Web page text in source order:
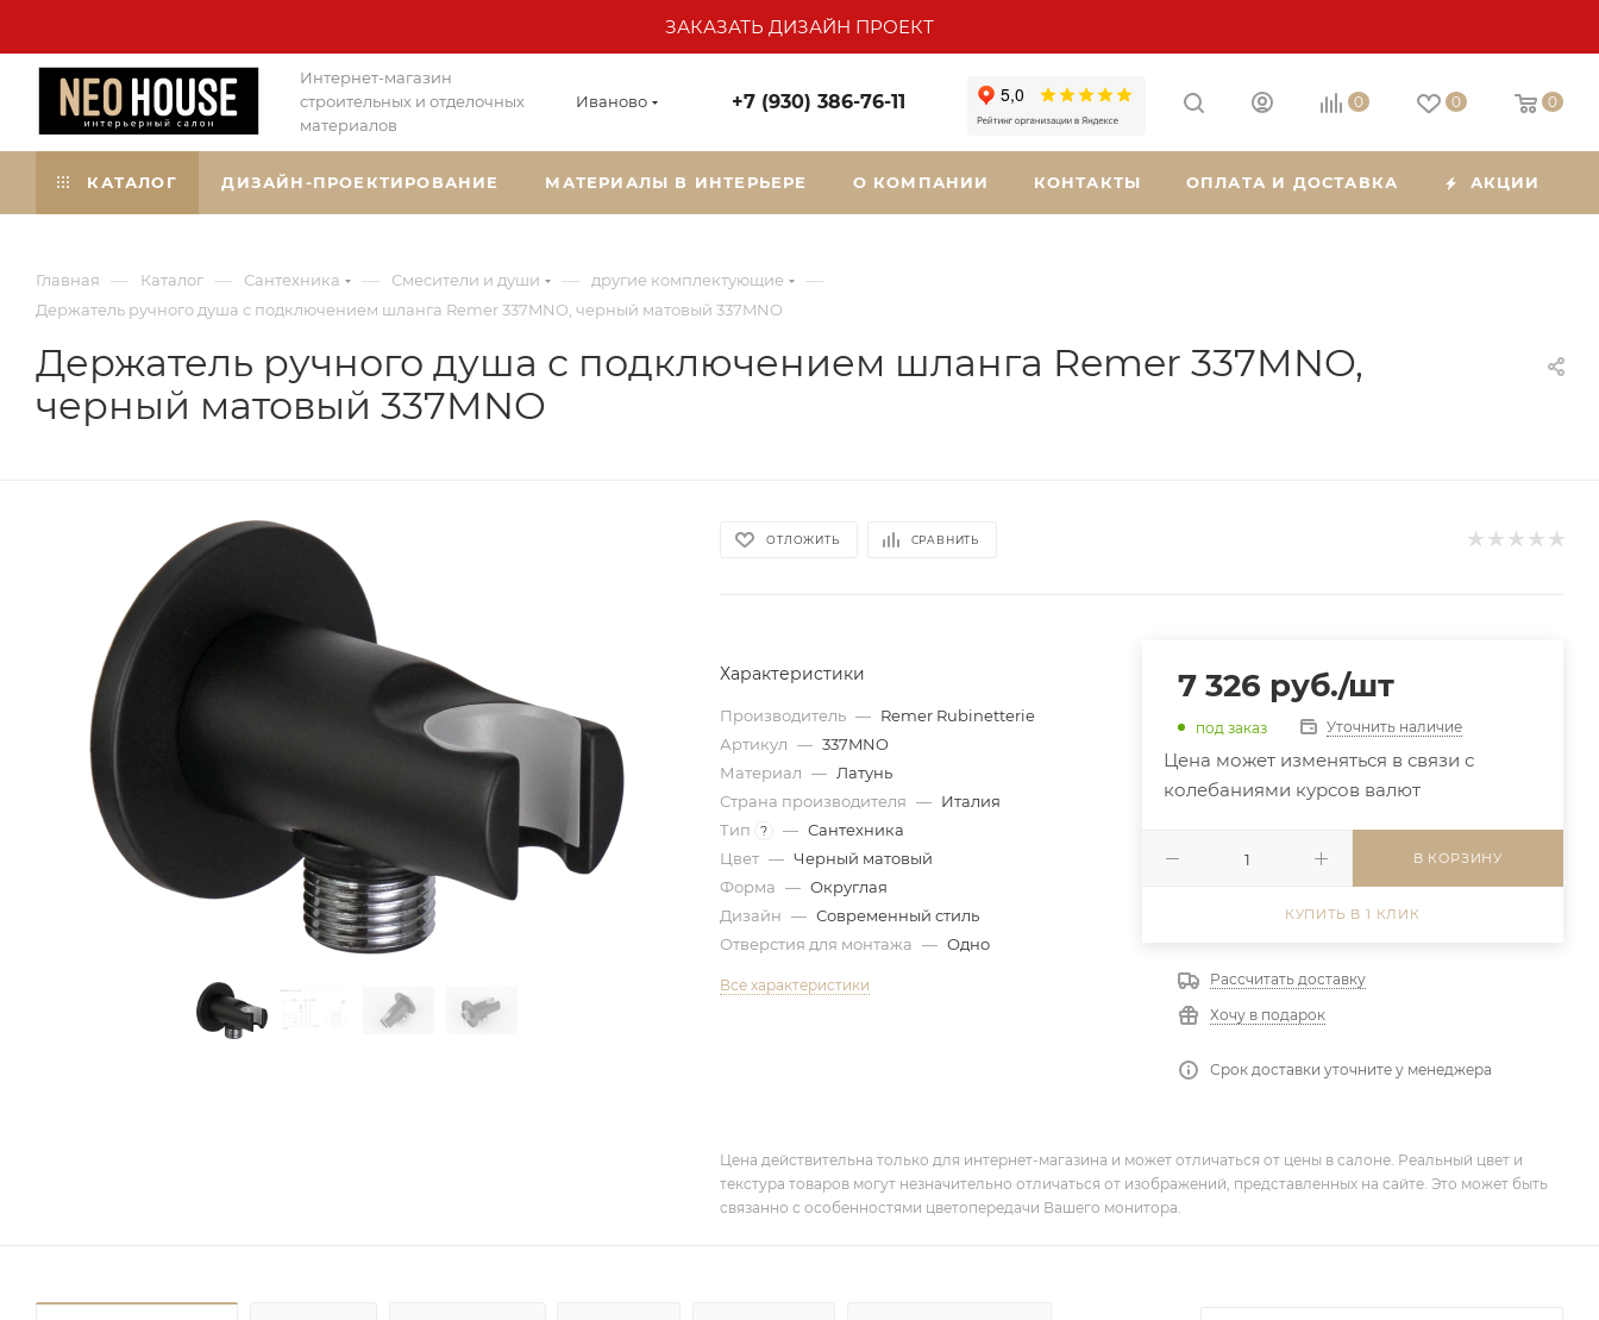
ЗАКАЗАТЬ ДИЗАЙН ПРОЕКТ
Интернет-магазин
строительных и отделочных
материалов
Иваново +7 (930) 386-76-11 0 0 0
КАТАЛОГ ДИЗАЙН-ПРОЕКТИРОВАНИЕ МАТЕРИАЛЫ В ИНТЕРЬЕРЕ О КОМПАНИИ КОНТАКТЫ ОПЛАТА И ДОСТАВКА АКЦИИ
Главная — Каталог — Сантехника — Смесители и души — другие комплектующие —
Держатель ручного душа с подключением шланга Remer 337MNO, черный матовый 337MNO
Держатель ручного душа с подключением шланга Remer 337MNO,
черный матовый 337MNO
ОТЛОЖИТЬ СРАВНИТЬ
Характеристики
Производитель — Remer Rubinetterie
Артикул — 337MNO
Материал — Латунь
Страна производителя — Италия
Тип
? — Сантехника
Цвет — Черный матовый
Форма — Округлая
Дизайн — Современный стиль
Отверстия для монтажа — Одно
Все характеристики
7 326 руб./шт
под заказ Уточнить наличие
Цена может изменяться в связи с
колебаниями курсов валют
В КОРЗИНУ
КУПИТЬ В 1 КЛИК
Рассчитать доставку
Хочу в подарок
Срок доставки уточните у менеджера
Цена действительна только для интернет-магазина и может отличаться от цены в салоне. Реальный цвет и
текстура товаров могут незначительно отличаться от изображений, представленных на сайте. Это может быть
связанно с особенностями цветопередачи Вашего монитора.